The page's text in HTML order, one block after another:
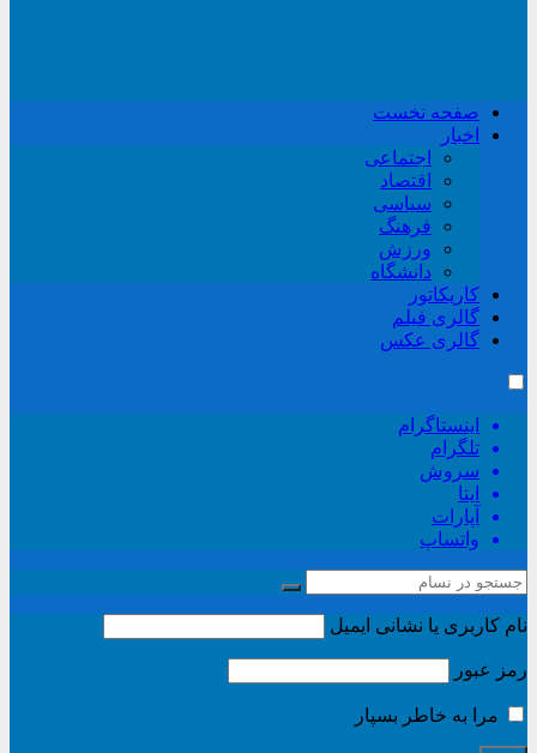
صفحه نخست
اخبار
اجتماعی
اقتصاد
سیاسی
فرهنگ
ورزش
دانشگاه
کاریکاتور
گالری فیلم
گالری عکس
اینستاگرام
تلگرام
سروش
ایتا
آپارات
واتساپ
نام کاربری یا نشانی ایمیل
رمز عبور
مرا به خاطر بسپار